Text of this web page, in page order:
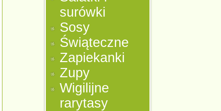
surówki
Sosy
Świąteczne
Zapiekanki
Zupy
Wigilijne
rarytasy